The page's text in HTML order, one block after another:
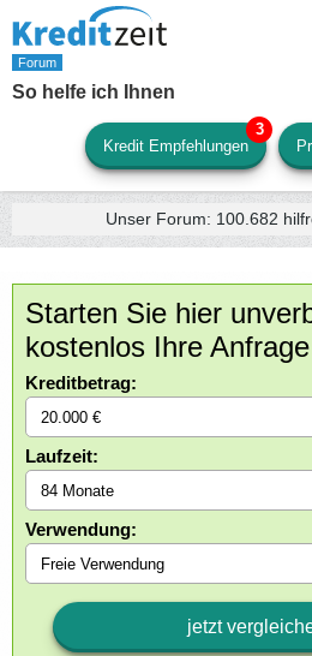
So helfe ich Ihnen
Kredit Empfehlungen
Unser Forum: 100.682
Starten Sie hier
kostenlos Ihre Anfrage
Kreditbetrag:
Laufzeit:
Verwendung:
jetzt